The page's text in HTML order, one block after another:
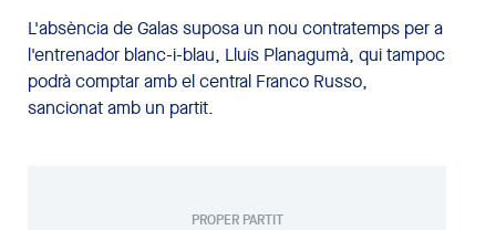
L'absència de Galas suposa un nou contratemps per a
l'entrenador blanc-i-blau, Lluís Planagumà, qui tampoc
podrà comptar amb el central Franco Russo,
sancionat amb un partit.
PROPER PARTIT